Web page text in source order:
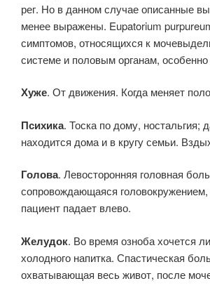
рег. Но в данном случае описанные
менее выражены. Eupatorium
симптомов, относящихся к
системе и половым органам,
Хуже. От движения. Когда меняет
Психика. Тоска по дому, ностальгия;
находится дома и в кругу семьи.
Голова. Левосторонняя головная
сопровождающаяся головокружением,
пациент падает влево.
Желудок. Во время озноба хочется
холодного напитка. Спастическая
охватывающая весь живот, после